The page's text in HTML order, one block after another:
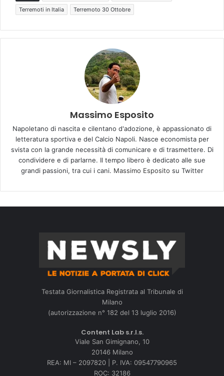
Terremoti in Italia
Terremoto 30 Ottobre
Massimo Esposito
Napoletano di nascita e cilentano d'adozione, è appassionato di
letteratura sportiva e del Calcio Napoli. Nasce economista per
svista con la grande necessità di comunicare e di trasmettere. Di
condividere e di parlarne. Il tempo libero è dedicato alle sue
grandi passioni, tra cui i cani. Massimo Esposito su Twitter
Testata Giornalistica Registrata al Tribunale di
Milano
(autorizzazione n° 182 del 13 luglio 2016)
Content Lab s.r.l.s.
Viale San Gimignano, 10
20146 Milano
REA: MI – 2097820 | P. IVA: 09547790965
ROC: 32186